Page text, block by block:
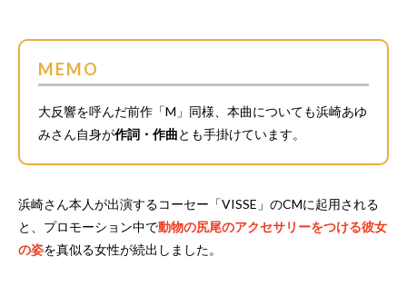
MEMO
大反響を呼んだ前作「M」同様、本曲についても浜崎あゆ
みさん自身が作詞・作曲とも手掛けています。
浜崎さん本人が出演するコーセー「VISSE」のCMに起用される
と、プロモーション中で動物の尻尾のアクセサリーをつける彼女
の姿を真似る女性が続出しました。